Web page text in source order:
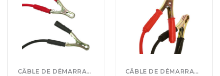
CÂBLE DE DÉMARRAGE CÂBLE DE DÉMARRAGE